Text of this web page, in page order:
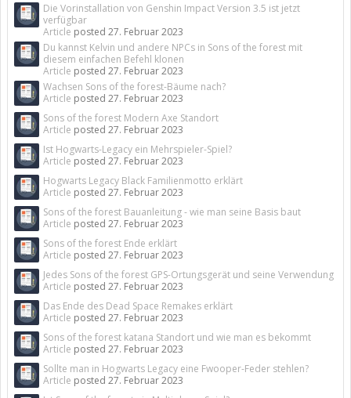
Die Vorinstallation von Genshin Impact Version 3.5 ist jetzt
verfügbar
Article posted 27. Februar 2023
Du kannst Kelvin und andere NPCs in Sons of the forest mit
diesem einfachen Befehl klonen
Article posted 27. Februar 2023
Wachsen Sons of the forest-Bäume nach?
Article posted 27. Februar 2023
Sons of the forest Modern Axe Standort
Article posted 27. Februar 2023
Ist Hogwarts-Legacy ein Mehrspieler-Spiel?
Article posted 27. Februar 2023
Hogwarts Legacy Black Familienmotto erklärt
Article posted 27. Februar 2023
Sons of the forest Bauanleitung - wie man seine Basis baut
Article posted 27. Februar 2023
Sons of the forest Ende erklärt
Article posted 27. Februar 2023
Jedes Sons of the forest GPS-Ortungsgerät und seine Verwendung
Article posted 27. Februar 2023
Das Ende des Dead Space Remakes erklärt
Article posted 27. Februar 2023
Sons of the forest katana Standort und wie man es bekommt
Article posted 27. Februar 2023
Sollte man in Hogwarts Legacy eine Fwooper-Feder stehlen?
Article posted 27. Februar 2023